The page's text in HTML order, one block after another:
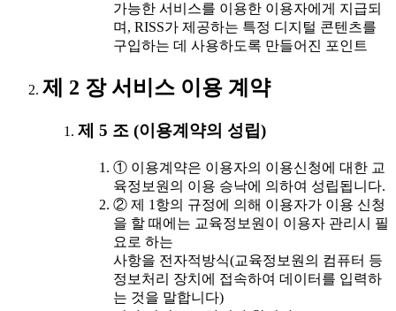
가능한 서비스를 이용한 이용자에게 지급되
며, RISS가 제공하는 특정 디지털 콘텐츠를
구입하는 데 사용하도록 만들어진 포인트
제 2 장 서비스 이용 계약
제 5 조 (이용계약의 성립)
① 이용계약은 이용자의 이용신청에 대한 교
육정보원의 이용 승낙에 의하여 성립됩니다.
② 제 1항의 규정에 의해 이용자가 이용 신청
을 할 때에는 교육정보원이 이용자 관리시 필
요로 하는
사항을 전자적방식(교육정보원의 컴퓨터 등
정보처리 장치에 접속하여 데이터를 입력하
는 것을 말합니다)